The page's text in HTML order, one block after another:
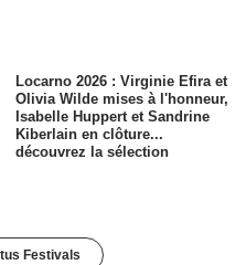
Locarno 2026 : Virginie Efira et
Olivia Wilde mises à l'honneur,
Isabelle Huppert et Sandrine
Kiberlain en clôture...
découvrez la sélection
Festivals